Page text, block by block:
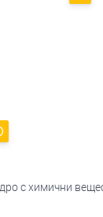
с химични